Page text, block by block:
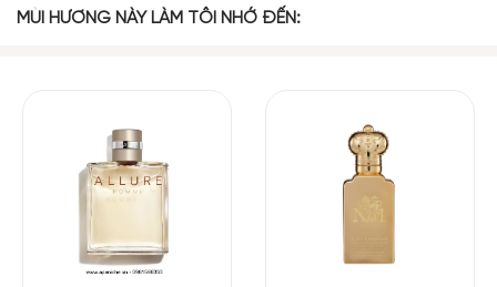
Diên Vĩ Hoa Oải Hương
Linh Lan Thung
MÙI HƯƠNG NÀY LÀM TÔI NHỚ ĐẾN: